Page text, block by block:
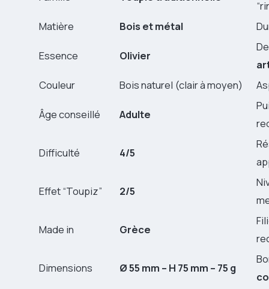
Matière
Bois et métal
Essence Olivier
Couleur
Bois naturel (clair à moyen)
Âge conseillé Adulte
Difficulté 4/5
Effet “Toupiz” 2/5
Made in Grèce
Dimensions Ø 55 mm – H 75 mm – 75 g